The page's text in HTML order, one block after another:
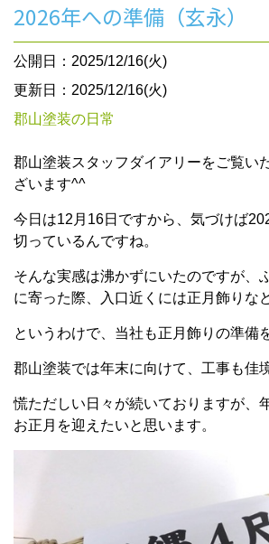
2026年への準備（玄永）
公開日：2025/12/16(火)
更新日：2025/12/16(火)
郡山塗装の日常
郡山塗装スタッフダイアリーをご覧い
ざいます^^
今日は12月16日ですから、気づけば
切っているんですね。
そんな実感は沸かずにいたのですが、
に寄った際、入口近くには正月飾りな
というわけで、当社も正月飾りの準備
郡山塗装では年末に向けて、工事も佳
慌ただしい日々が続いておりますが、
お正月を迎えたいと思います。